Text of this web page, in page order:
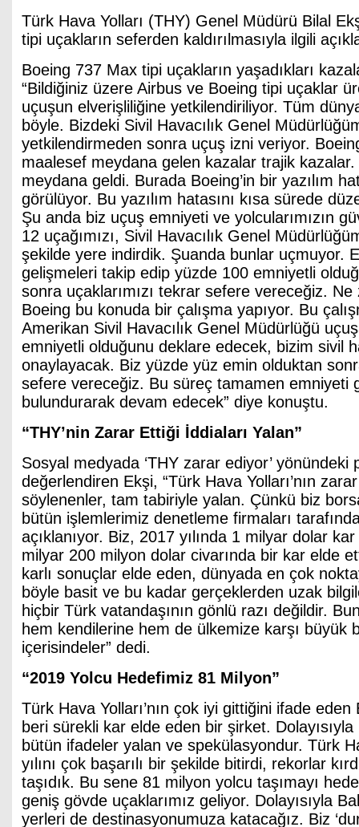
Türk Hava Yolları (THY) Genel Müdürü Bilal
tipi uçakların seferden kaldırılmasıyla ilgili
Boeing 737 Max tipi uçakların yaşadıkları
“Bildiğiniz üzere Airbus ve Boeing tipi uçaklar
uçuşun elverişliliğine yetkilendiriliyor. Tüm
böyle. Bizdeki Sivil Havacılık Genel
yetkilendirmeden sonra uçuş izni veriyor.
maalesef meydana gelen kazalar trajik
meydana geldi. Burada Boeing’in bir yazılım
görülüyor. Bu yazılım hatasını kısa sürede
Şu anda biz uçuş emniyeti ve yolcularımızın
12 uçağımızı, Sivil Havacılık Genel
şekilde yere indirdik. Şuanda bunlar uçmuyor.
gelişmeleri takip edip yüzde 100 emniyetli
sonra uçaklarımızı tekrar sefere vereceğiz.
Boeing bu konuda bir çalışma yapıyor. Bu
Amerikan Sivil Havacılık Genel Müdürlüğü
emniyetli olduğunu deklare edecek, bizim sivil
onaylayacak. Biz yüzde yüz emin olduktan
sefere vereceğiz. Bu süreç tamamen emniyeti
bulundurarak devam edecek” diye konuştu.
“THY’nin Zarar Ettiği İddiaları Yalan”
Sosyal medyada ‘THY zarar ediyor’ yönündeki
değerlendiren Ekşi, “Türk Hava Yolları’nın
söylenenler, tam tabiriyle yalan. Çünkü biz
bütün işlemlerimiz denetleme firmaları
açıklanıyor. Biz, 2017 yılında 1 milyar dolar
milyar 200 milyon dolar civarında bir kar elde
karlı sonuçlar elde eden, dünyada en çok
böyle basit ve bu kadar gerçeklerden uzak
hiçbir Türk vatandaşının gönlü razı değildir.
hem kendilerine hem de ülkemize karşı büyük
içerisindeler” dedi.
“2019 Yolcu Hedefimiz 81 Milyon”
Türk Hava Yolları’nın çok iyi gittiğini ifade eden
beri sürekli kar elde eden bir şirket. Dolayısıyla
bütün ifadeler yalan ve spekülasyondur. Türk
yılını çok başarılı bir şekilde bitirdi, rekorlar
taşıdık. Bu sene 81 milyon yolcu taşımayı
geniş gövde uçaklarımız geliyor. Dolayısıyla
yerleri de destinasyonumuza katacağız. Biz